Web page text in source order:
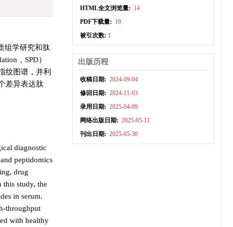
组学研究和肽
，SPD）
纹图谱，并利
差异表达肽
diagnostic
peptidomics
drug
this study, the
in serum.
throughput
with healthy
HTML全文浏览量: 14
PDF下载量: 10
被引次数: 1
出版历程
收稿日期: 2024-09-04
修回日期: 2024-11-03
录用日期: 2025-04-09
网络出版日期: 2025-05-11
刊出日期: 2025-05-30